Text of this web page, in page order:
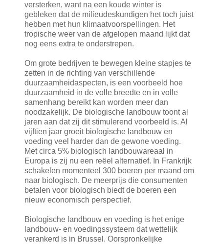
versterken, want na een koude winter is
gebleken dat de milieudeskundigen het toch juist
hebben met hun klimaatvoorspellingen. Het
tropische weer van de afgelopen maand lijkt dat
nog eens extra te onderstrepen.
Om grote bedrijven te bewegen kleine stapjes te
zetten in de richting van verschillende
duurzaamheidaspecten, is een voorbeeld hoe
duurzaamheid in de volle breedte en in volle
samenhang bereikt kan worden meer dan
noodzakelijk. De biologische landbouw toont al
jaren aan dat zij dit stimulerend voorbeeld is. Al
vijftien jaar groeit biologische landbouw en
voeding veel harder dan de gewone voeding.
Met circa 5% biologisch landbouwareaal in
Europa is zij nu een reëel alternatief. In Frankrijk
schakelen momenteel 300 boeren per maand om
naar biologisch. De meerprijs die consumenten
betalen voor biologisch biedt de boeren een
nieuw economisch perspectief.
Biologische landbouw en voeding is het enige
landbouw- en voedingssysteem dat wettelijk
verankerd is in Brussel. Oorspronkelijke